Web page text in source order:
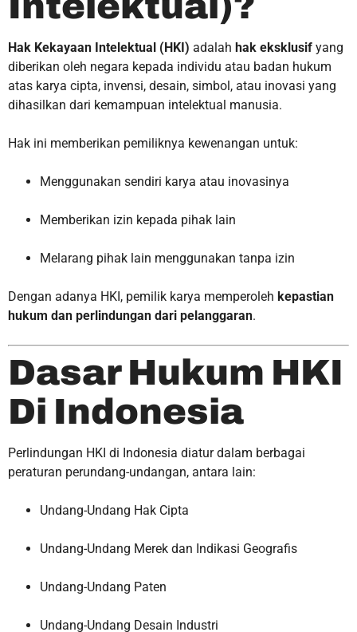
Hak Kekayaan Intelektual (HKI) adalah hak eksklusif yang
diberikan oleh negara kepada individu atau badan hukum
atas karya cipta, invensi, desain, simbol, atau inovasi yang
dihasilkan dari kemampuan intelektual manusia.
Hak ini memberikan pemiliknya kewenangan untuk:
Menggunakan sendiri karya atau inovasinya
Memberikan izin kepada pihak lain
Melarang pihak lain menggunakan tanpa izin
Dengan adanya HKI, pemilik karya memperoleh kepastian
hukum dan perlindungan dari pelanggaran.
Dasar Hukum HKI
Di Indonesia
Perlindungan HKI di Indonesia diatur dalam berbagai
peraturan perundang-undangan, antara lain:
Undang-Undang Hak Cipta
Undang-Undang Merek dan Indikasi Geografis
Undang-Undang Paten
Undang-Undang Desain Industri